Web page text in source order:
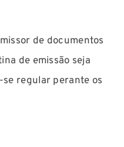
de documentos
de emissão seja
regular perante os